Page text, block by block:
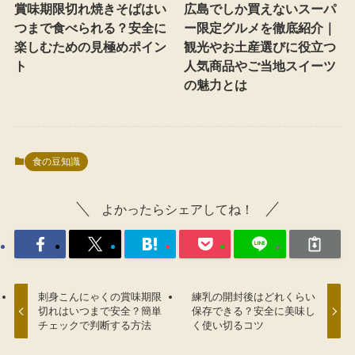
賞味期限切れ焼きそばはい
つまで食べられる？安全に
楽しむための見極めポイン
ト
広島でしか買えないスーパ
ー限定グルメを徹底紹介｜
観光やお土産選びに役立つ
人気商品やご当地スイーツ
の魅力とは
食の豆知識
よかったらシェアしてね！
刺身こんにゃくの賞味期限
切れはいつまで安全？簡単
チェックで判断する方法
練乳の開封後はどれくらい
保存できる？安全に美味し
く使い切るコツ